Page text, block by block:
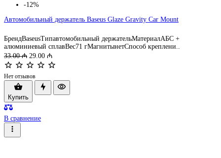
-12%
Автомобильный держатель Baseus Glaze Gravity Car Mount
БрендBaseusТипавтомобильный держательМатериалАБС +
алюминиевый сплавВес71 гМагнитынетСпособ креплени..
33.00 ₼ 29.00 ₼
Нет отзывов
Купить
В сравнение